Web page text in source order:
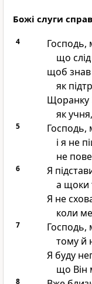
Божі слуги
4
Господь,
що
щоб знав
як
Щоранку
як
5
Господь,
і я не
не
6
Я
а щоки
Я не
коли
7
Господь,
тому й
Я буду
що Він
8